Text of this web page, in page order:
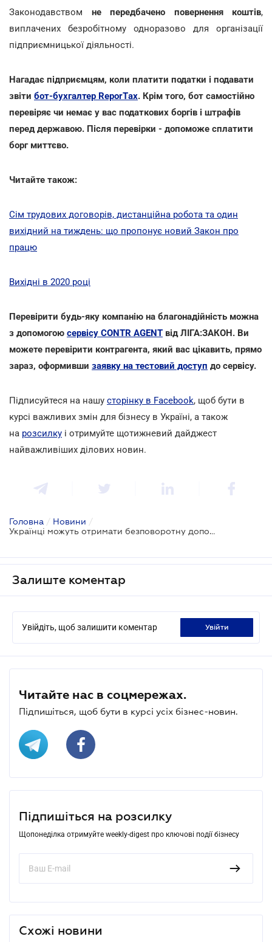
Законодавством не передбачено повернення коштів,
виплачених безробітному одноразово для організації
підприємницької діяльності.
Нагадає підприємцям, коли платити податки і подавати
звіти бот-бухгалтер ReporTах. Крім того, бот самостійно
перевіряє чи немає у вас податкових боргів і штрафів
перед державою. Після перевірки - допоможе сплатити
борг миттєво.
Читайте також:
Сім трудових договорів, дистанційна робота та один
вихідний на тиждень: що пропонує новий Закон про
працю
Вихідні в 2020 році
Перевірити будь-яку компанію на благонадійність можна
з допомогою сервісу CONTR AGENT від ЛІГА:ЗАКОН. Ви
можете перевірити контрагента, який вас цікавить, прямо
зараз, оформивши заявку на тестовий доступ до сервісу.
Підписуйтеся на нашу сторінку в Facebook, щоб бути в
курсі важливих змін для бізнесу в Україні, а також
на розсилку і отримуйте щотижневий дайджест
найважливіших ділових новин.
Головна / Новини /
Українці можуть отримати безповоротну допомогу на власний бізнес від держави
Залиште коментар
Увійдіть, щоб залишити коментар увійти
Читайте нас в соцмережах.
Підпишіться, щоб бути в курсі усіх бізнес-новин.
Підпишіться на розсилку
Щопонеділка отримуйте weekly-digest про ключові події бізнесу
Схожі новини